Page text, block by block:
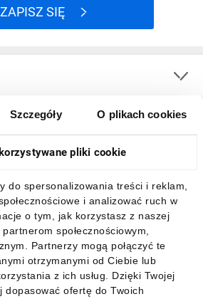
Szczegóły O plikach cookies
pliki cookie
do spersonalizowania treści i reklam,
i analizować ruch w
o tym, jak korzystasz z naszej
społecznościowym,
Partnerzy mogą połączyć te
otrzymanymi od Ciebie lub
z ich usług. Dzięki Twojej
dopasować ofertę do Twoich
ZAPISZ SIĘ
naszą aplikację mobilną: